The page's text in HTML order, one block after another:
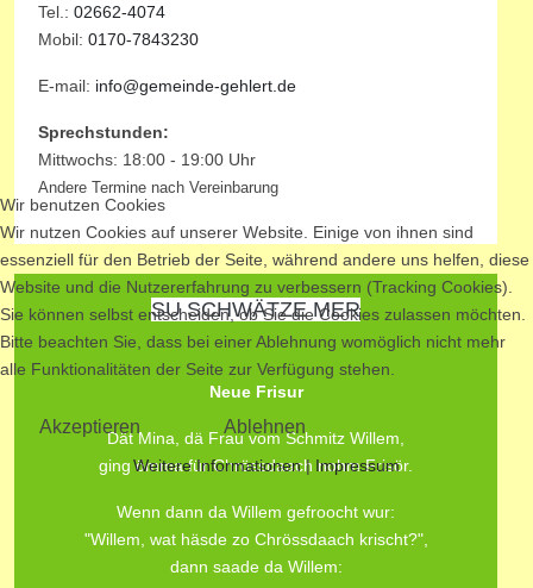
Tel.: 02662-4074
Mobil: 0170-7843230
E-mail: info@gemeinde-gehlert.de
Sprechstunden:
Mittwochs: 18:00 - 19:00 Uhr
Andere Termine nach Vereinbarung
SU SCHWÄTZE MER
Neue Frisur
Dät Mina, dä Frau vom Schmitz Willem,
ging ömma für Chrössdaach nohm Frisör.
Wenn dann da Willem gefroocht wur:
"Willem, wat häsde zo Chrössdaach krischt?",
dann saade da Willem:
Wir benutzen Cookies
Wir nutzen Cookies auf unserer Website. Einige von ihnen sind
essenziell für den Betrieb der Seite, während andere uns helfen, diese
Website und die Nutzererfahrung zu verbessern (Tracking Cookies).
Sie können selbst entscheiden, ob Sie die Cookies zulassen möchten.
Bitte beachten Sie, dass bei einer Ablehnung womöglich nicht mehr
alle Funktionalitäten der Seite zur Verfügung stehen.
Akzeptieren Ablehnen
Weitere Informationen| Impressum